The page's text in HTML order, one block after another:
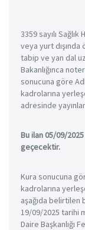
3359 sayılı
veya yurt
tabip ve yan dal
Bakanlığınca
sonucuna göre
kadrolarına
adresinde
Bu ilan 05/09/
geçecektir.
Kura sonucuna
kadrolarına
aşağıda
19/09/2025 tarihi
Daire Başkanlığı